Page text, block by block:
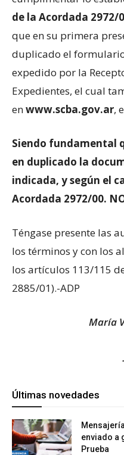
de la Acordada 2972/
que en su primera
duplicado el
expedido por la
Expedientes, el cual
enwww.scba.gov.ar,
Siendo fundamental
en duplicado la
indicada, y según el
Acordada 2972/00.
Téngase presente las
los términos y con los
los artículos 113/115
2885/01).-ADP
María
Últimas novedades
enviado a
Prueba